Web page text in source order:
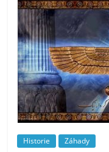
Historie Záhady